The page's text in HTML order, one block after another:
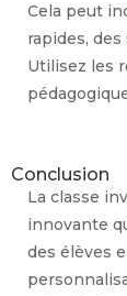
Cela peut
rapides,
Utilisez les
Conclusion
La classe
innovante
des élèves